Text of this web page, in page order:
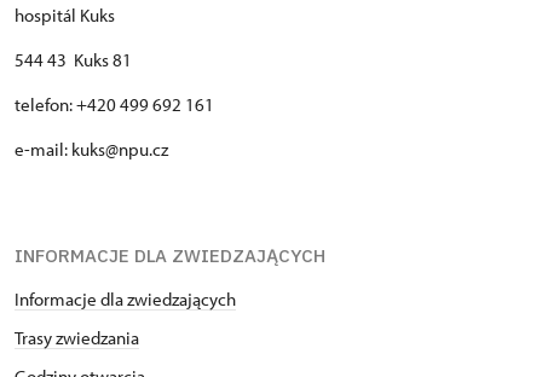
hospitál Kuks
544 43 Kuks 81
telefon: +420 499 692 161
e-mail: kuks@npu.cz
INFORMACJE DLA ZWIEDZAJĄCYCH
Informacje dla zwiedzających
Trasy zwiedzania